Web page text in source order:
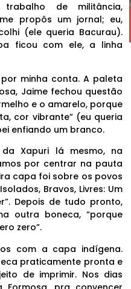
de militância,
propôs um jornal; eu,
(ele queria Bacurau).
ficou com ele, a linha
minha conta. A paleta
Jaime fechou questão
e o amarelo, porque
cor vibrante” (eu queria
enfiando um branco.
Xapuri lá mesmo, na
por centrar na pauta
capa foi sobre os povos
Bravos, Livres: Um
Depois de tudo pronto,
outra boneca, “porque
zero”.
com a capa indígena.
praticamente pronta e
de imprimir. Nos dias